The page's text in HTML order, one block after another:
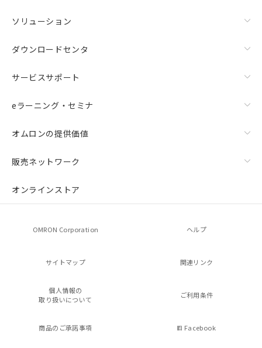
ソリューション
ダウンロードセンタ
サービスサポート
eラーニング・セミナ
オムロンの提供価値
販売ネットワーク
オンラインストア
OMRON Corporation ヘルプ
サイトマップ 関連リンク
個人情報の
取り扱いについて
ご利用条件
商品のご承諾事項 Facebook